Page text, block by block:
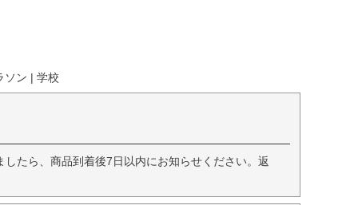
ソン | 学校
たら、商品到着後7日以内にお知らせください。返